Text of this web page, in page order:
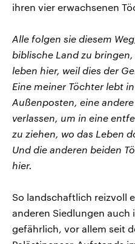
ihren vier erwachsenen
Alle folgen sie diesem
biblische Land zu
leben hier, weil dies der
Eine meiner Töchter lebt
Außenposten, eine
verlassen, um in eine
zu ziehen, wo das Leben
Und die anderen beiden
hier.
So landschaftlich reizvoll
anderen Siedlungen auch
gefährlich, vor allem seit